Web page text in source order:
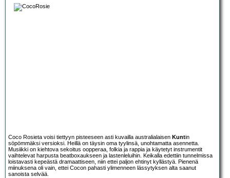
Coco Rosieta voisi tiettyyn pisteeseen asti kuvailla australialaisen Kuntin
söpömmäksi versioksi. Heillä on täysin oma tyylinsä, unohtamatta asennetta.
Musiikki on kiehtova sekoitus oopperaa, folkia ja rappia ja käytetyt instrumentit
vaihtelevat harpusta beatboxaukseen ja lastenleluihin. Keikalla edettiin tunnelmissa
loistavasti kepeästä dramaattiseen, niin ettei paljon ehtinyt kyllästyä. Pienenä
miinuksena oli vain, ettei Cocon pahasti ylimenneen lässytyksen alta saanut
sanoista selvää.